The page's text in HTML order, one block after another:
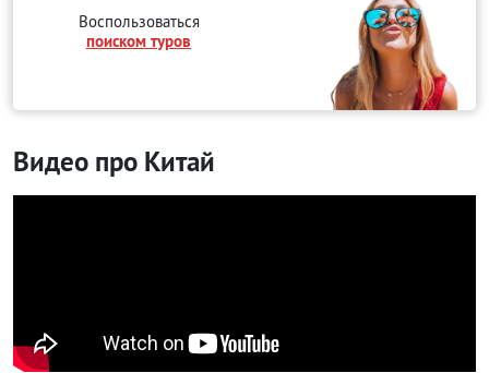
Воспользоваться
поиском туров
Видео про Китай